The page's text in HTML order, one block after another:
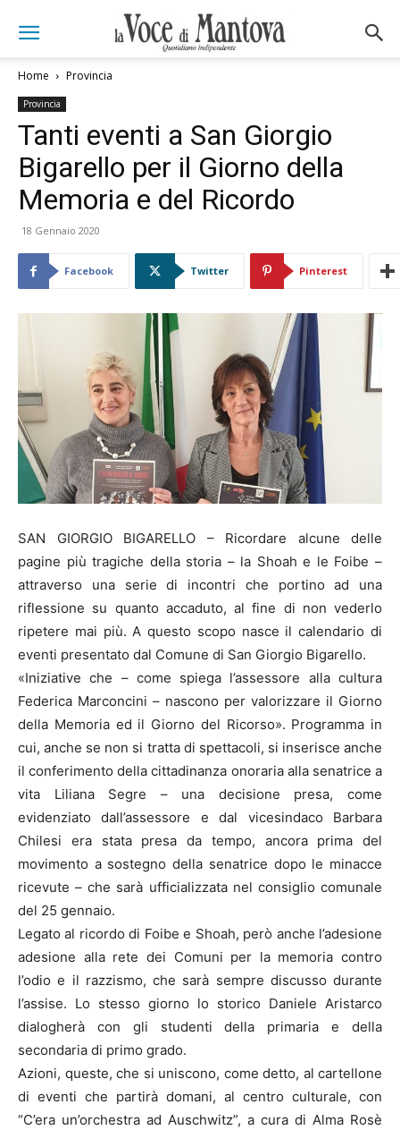
Home Provincia
Provincia
Tanti eventi a San Giorgio
Bigarello per il Giorno della
Memoria e del Ricordo
18 Gennaio 2020
Facebook Twitter Pinterest
SAN GIORGIO BIGARELLO – Ricordare alcune delle
pagine più tragiche della storia – la Shoah e le Foibe –
attraverso una serie di incontri che portino ad una
riflessione su quanto accaduto, al fine di non vederlo
ripetere mai più. A questo scopo nasce il calendario di
eventi presentato dal Comune di San Giorgio Bigarello.
«Iniziative che – come spiega l’assessore alla cultura
Federica Marconcini – nascono per valorizzare il Giorno
della Memoria ed il Giorno del Ricorso». Programma in
cui, anche se non si tratta di spettacoli, si inserisce anche
il conferimento della cittadinanza onoraria alla senatrice a
vita Liliana Segre – una decisione presa, come
evidenziato dall’assessore e dal vicesindaco Barbara
Chilesi era stata presa da tempo, ancora prima del
movimento a sostegno della senatrice dopo le minacce
ricevute – che sarà ufficializzata nel consiglio comunale
del 25 gennaio.
Legato al ricordo di Foibe e Shoah, però anche l’adesione
adesione alla rete dei Comuni per la memoria contro
l’odio e il razzismo, che sarà sempre discusso durante
l’assise. Lo stesso giorno lo storico Daniele Aristarco
dialogherà con gli studenti della primaria e della
secondaria di primo grado.
Azioni, queste, che si uniscono, come detto, al cartellone
di eventi che partirà domani, al centro culturale, con
“C’era un’orchestra ad Auschwitz”, a cura di Alma Rosè